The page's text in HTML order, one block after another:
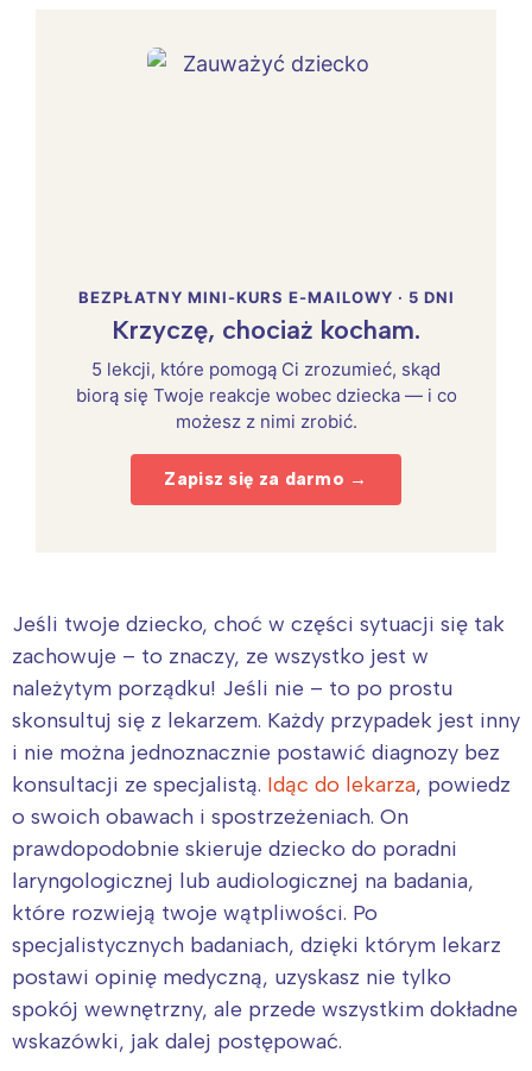
BEZPŁATNY MINI-KURS E-MAILOWY · 5 DNI
Krzyczę, chociaż kocham.
5 lekcji, które pomogą Ci zrozumieć, skąd
biorą się Twoje reakcje wobec dziecka — i co
możesz z nimi zrobić.
Zapisz się za darmo →
Jeśli twoje dziecko, choć w części sytuacji się tak
zachowuje – to znaczy, ze wszystko jest w
należytym porządku! Jeśli nie – to po prostu
skonsultuj się z lekarzem. Każdy przypadek jest inny
i nie można jednoznacznie postawić diagnozy bez
konsultacji ze specjalistą. Idąc do lekarza, powiedz
o swoich obawach i spostrzeżeniach. On
prawdopodobnie skieruje dziecko do poradni
laryngologicznej lub audiologicznej na badania,
które rozwieją twoje wątpliwości. Po
specjalistycznych badaniach, dzięki którym lekarz
postawi opinię medyczną, uzyskasz nie tylko
spokój wewnętrzny, ale przede wszystkim dokładne
wskazówki, jak dalej postępować.